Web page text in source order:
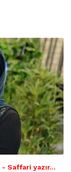
- Saffari yazır…